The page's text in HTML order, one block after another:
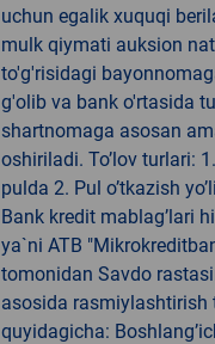
uchun egalik xuquqi
mulk qiymati auksion
to'g'risidagi
g'olib va bank o'rtasida
shartnomaga asosan
oshiriladi. To’lov turlari:
pulda 2. Pul o’tkazish
Bank kredit mablag’lari
ya`ni ATB
tomonidan Savdo
asosida rasmiylashtirish
quyidagicha: